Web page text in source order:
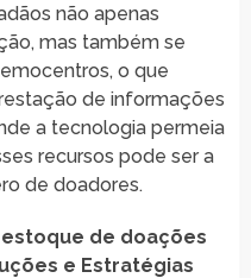
não apenas
mas também se
o que
de informações
a tecnologia permeia
recursos pode ser a
de doadores.
de doações
e Estratégias